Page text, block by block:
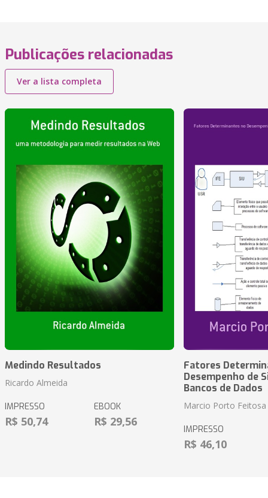
Publicações relacionadas
Ver a lista completa
Medindo Resultados
Ricardo Almeida
IMPRESSO
R$ 50,74
EBOOK
R$ 29,56
Fatores
Desempenho de
Bancos de Dados
Marcio Porto Feitosa
IMPRESSO
R$ 46,10